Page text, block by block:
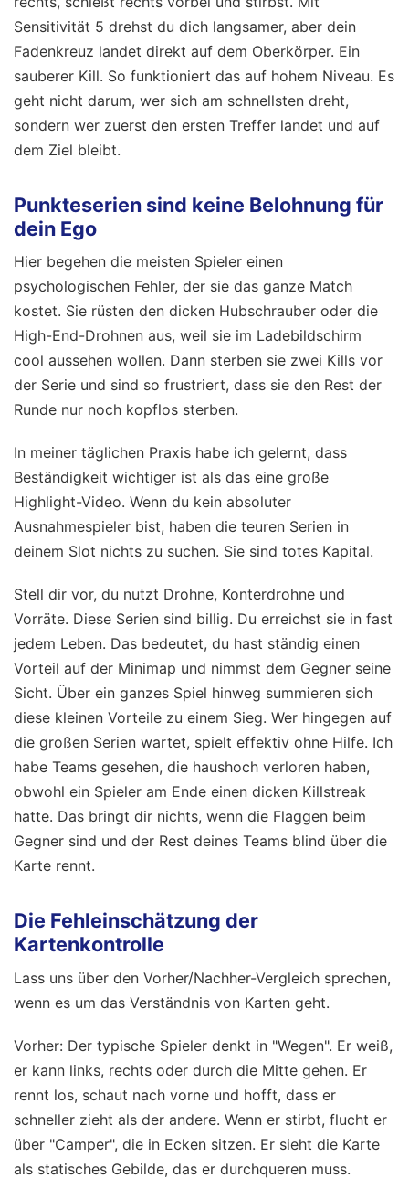
Sensitivität 5 drehst du dich langsamer, aber dein
Fadenkreuz landet direkt auf dem Oberkörper. Ein
sauberer Kill. So funktioniert das auf hohem Niveau. Es
geht nicht darum, wer sich am schnellsten dreht,
sondern wer zuerst den ersten Treffer landet und auf
dem Ziel bleibt.
Punkteserien sind keine Belohnung für
dein Ego
Hier begehen die meisten Spieler einen
psychologischen Fehler, der sie das ganze Match
kostet. Sie rüsten den dicken Hubschrauber oder die
High-End-Drohnen aus, weil sie im Ladebildschirm
cool aussehen wollen. Dann sterben sie zwei Kills vor
der Serie und sind so frustriert, dass sie den Rest der
Runde nur noch kopflos sterben.
In meiner täglichen Praxis habe ich gelernt, dass
Beständigkeit wichtiger ist als das eine große
Highlight-Video. Wenn du kein absoluter
Ausnahmespieler bist, haben die teuren Serien in
deinem Slot nichts zu suchen. Sie sind totes Kapital.
Stell dir vor, du nutzt Drohne, Konterdrohne und
Vorräte. Diese Serien sind billig. Du erreichst sie in fast
jedem Leben. Das bedeutet, du hast ständig einen
Vorteil auf der Minimap und nimmst dem Gegner seine
Sicht. Über ein ganzes Spiel hinweg summieren sich
diese kleinen Vorteile zu einem Sieg. Wer hingegen auf
die großen Serien wartet, spielt effektiv ohne Hilfe. Ich
habe Teams gesehen, die haushoch verloren haben,
obwohl ein Spieler am Ende einen dicken Killstreak
hatte. Das bringt dir nichts, wenn die Flaggen beim
Gegner sind und der Rest deines Teams blind über die
Karte rennt.
Die Fehleinschätzung der
Kartenkontrolle
Lass uns über den Vorher/Nachher-Vergleich sprechen,
wenn es um das Verständnis von Karten geht.
Vorher: Der typische Spieler denkt in "Wegen". Er weiß,
er kann links, rechts oder durch die Mitte gehen. Er
rennt los, schaut nach vorne und hofft, dass er
schneller zieht als der andere. Wenn er stirbt, flucht er
über "Camper", die in Ecken sitzen. Er sieht die Karte
als statisches Gebilde, das er durchqueren muss.